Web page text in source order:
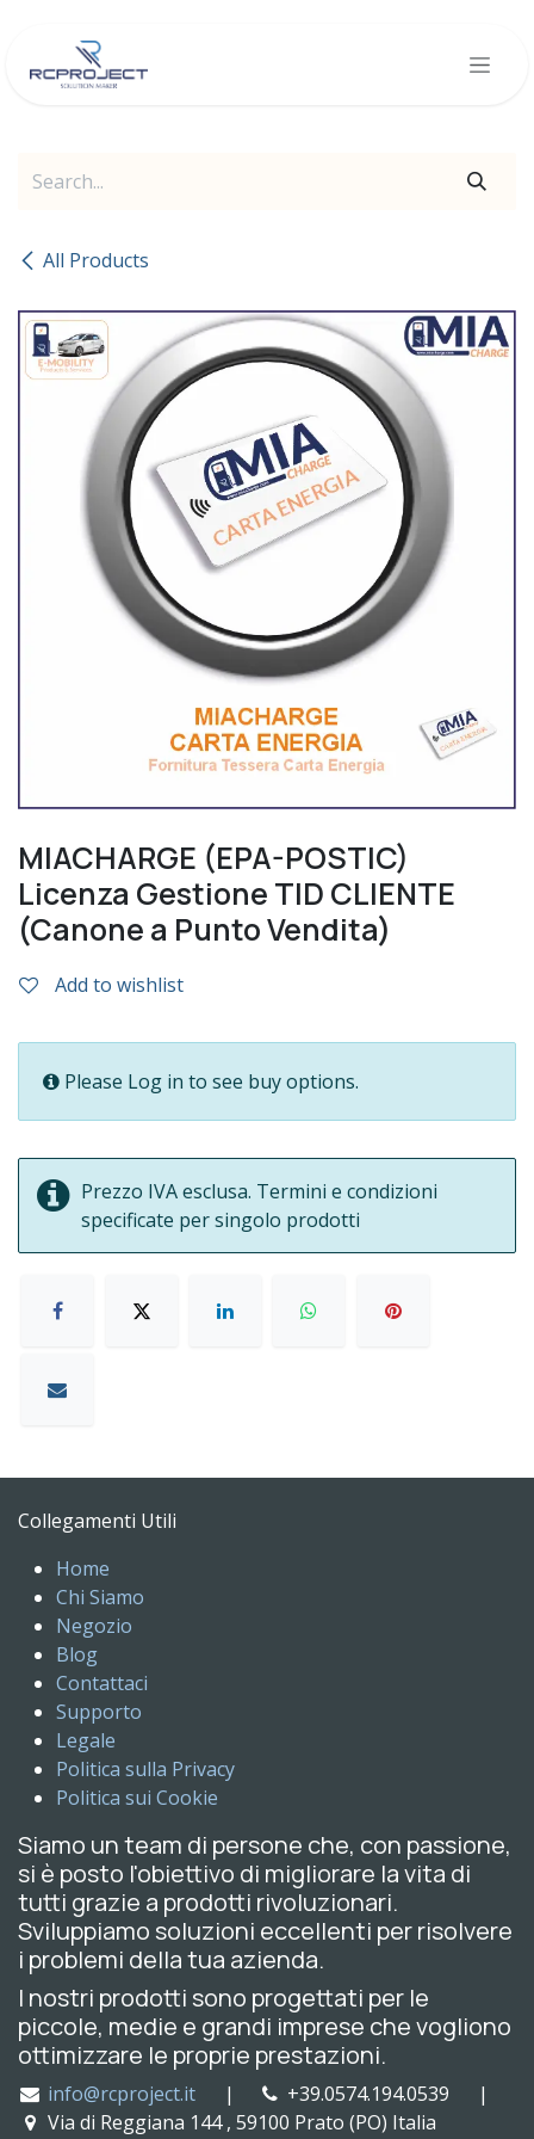
All Products
MIACHARGE (EPA-POSTIC)
Licenza Gestione TID CLIENTE
(Canone a Punto Vendita)
Add to wishlist
Please Log in to see buy options.
Prezzo IVA esclusa. Termini e condizioni
specificate per singolo prodotti
Collegamenti Utili
Home
Chi Siamo
Negozio
Blog
Contattaci
Supporto
Legale
Politica sulla Privacy
Politica sui Cookie
Siamo un team di persone che, con passione,
si è posto l'obiettivo di migliorare la vita di
tutti grazie a prodotti rivoluzionari.
Sviluppiamo soluzioni eccellenti per risolvere
i problemi della tua azienda.
I nostri prodotti sono progettati per le
piccole, medie e grandi imprese che vogliono
ottimizzare le proprie prestazioni.
info@rcproject.it|
+39.0574.194.0539 |
Via di Reggiana 144 , 59100 Prato (PO) Italia